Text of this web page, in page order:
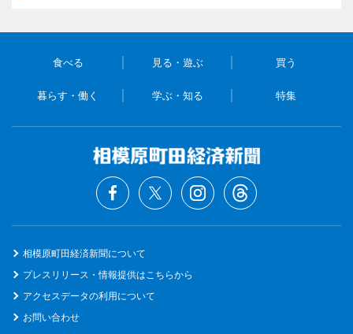
食べる 見る・遊ぶ 買う
暮らす・働く 学ぶ・知る 特集
相模原町田経済新聞について
プレスリリース・情報提供はこちらから
アクセスデータの利用について
お問い合わせ